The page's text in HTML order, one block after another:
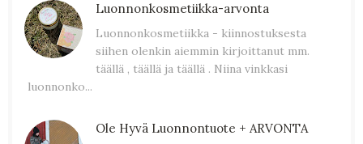
Luonnonkosmetiikka-arvonta
Luonnonkosmetiikka - kiinnostuksesta
siihen olenkin aiemmin kirjoittanut mm.
täällä , täällä ja täällä . Niina vinkkasi
luonnonko...
Ole Hyvä Luonnontuote + ARVONTA